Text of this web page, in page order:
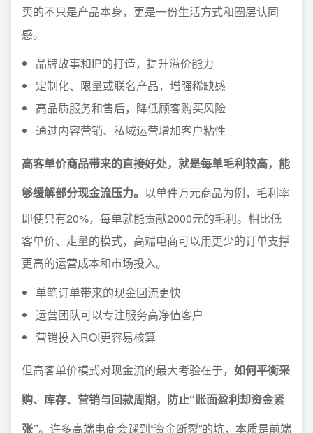
买的不只是产品本身，更是一份生活方式和圈层认同
感。
品牌故事和IP的打造，提升溢价能力
定制化、限量或联名产品，增强稀缺感
高品质服务和售后，降低顾客购买风险
通过内容营销、私域运营增加客户粘性
高客单价商品带来的直接好处，就是每单毛利较高，能
够缓解部分现金流压力。 以单件万元商品为例，毛利率
即使只有20%，每单就能贡献2000元的毛利。相比低
客单价、走量的模式，高端电商可以用更少的订单支撑
更高的运营成本和市场投入。
单笔订单带来的现金回流更快
运营团队可以专注服务高净值客户
营销投入ROI更容易核算
但高客单价模式对现金流的最大考验在于， 如何平衡采
购、库存、营销与回款周期，防止“账面盈利却资金紧
张”。许多高端电商会踩到“资金断裂”的坑，本质是前端